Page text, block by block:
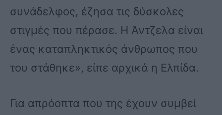
συνάδελφος, έζησα τις δύσκολες
στιγμές που πέρασε. Η Άντζελα είναι
ένας καταπληκτικός άνθρωπος που
του στάθηκε», είπε αρχικά η Ελπίδα.
Για απρόοπτα που της έχουν συμβεί